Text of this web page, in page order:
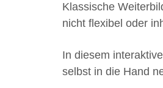
Klassische
nicht flexibel oder
In diesem
selbst in die Hand